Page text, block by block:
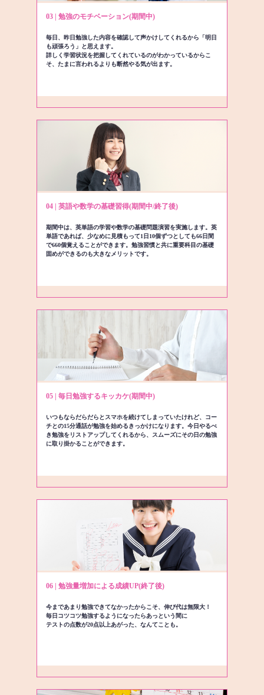
03 | 勉強のモチベーション(期間中)
毎日、昨日勉強した内容を確認して声かけしてくれるから「明日
も頑張ろう」と思えます。
詳しく学習状況を把握してくれているのがわかっているからこ
そ、たまに言われるよりも断然やる気が出ます。
04 | 英語や数学の基礎習得(期間中/終了後)
期間中は、英単語の学習や数学の基礎問題演習を実施します。英
単語であれば、少なめに見積もって1日10個ずつとしても66日間
で660個覚えることができます。勉強習慣と共に重要科目の基礎
固めができるのも大きなメリットです。
05 | 毎日勉強するキッカケ(期間中)
いつもならだらだらとスマホを続けてしまっていたけれど、コー
チとの15分通話が勉強を始めるきっかけになります。今日やるべ
き勉強をリストアップしてくれるから、スムーズにその日の勉強
に取り掛かることができます。
06 | 勉強量増加による成績UP(終了後)
今まであまり勉強できてなかったからこそ、伸び代は無限大！
毎日コツコツ勉強するようになったらあっという間に
テストの点数が20点以上あがった、なんてことも。